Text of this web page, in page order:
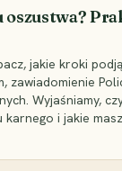
oszustwa?
jakie kroki
zawiadomienie
Wyjaśniamy,
i jakie